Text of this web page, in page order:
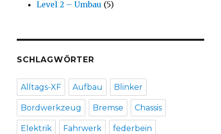
Level 2 – Umbau (5)
SCHLAGWÖRTER
Alltags-XF Aufbau Blinker
Bordwerkzeug Bremse Chassis
Elektrik Fahrwerk federbein